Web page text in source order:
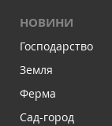
НОВИНИ
Господарство
Земля
Ферма
Сад-город